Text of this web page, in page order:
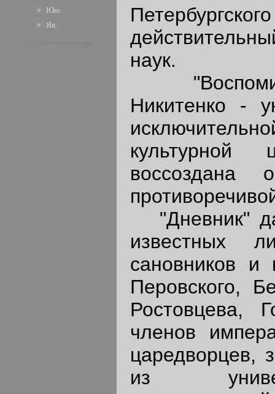
Юю
Яя
наук.
Никитенко -
воссоздана
"Дневник"
известных
сановников и
Перовского,
Ростовцева,
членов
царедворцев,
из